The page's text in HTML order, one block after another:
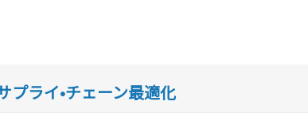
プライ•チェーン最適化